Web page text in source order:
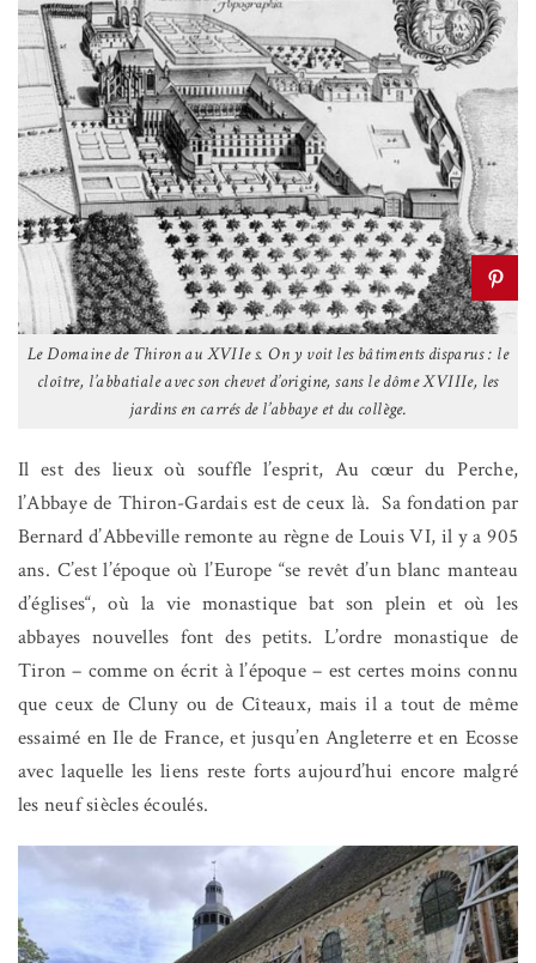
Le Domaine de Thiron au XVIIe s. On y voit les bâtiments disparus : le
cloître, l’abbatiale avec son chevet d’origine, sans le dôme XVIIIe, les
jardins en carrés de l’abbaye et du collège.
Il est des lieux où souffle l’esprit, Au cœur du Perche,
l’Abbaye de Thiron-Gardais est de ceux là. Sa fondation par
Bernard d’Abbeville remonte au règne de Louis VI, il y a 905
ans. C’est l’époque où l’Europe “se revêt d’un blanc manteau
d’églises“, où la vie monastique bat son plein et où les
abbayes nouvelles font des petits. L’ordre monastique de
Tiron – comme on écrit à l’époque – est certes moins connu
que ceux de Cluny ou de Cîteaux, mais il a tout de même
essaimé en Ile de France, et jusqu’en Angleterre et en Ecosse
avec laquelle les liens reste forts aujourd’hui encore malgré
les neuf siècles écoulés.